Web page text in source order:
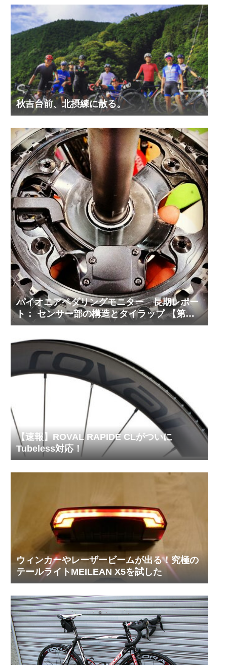
秋吉台前、北摂練に散る。
パイオニアペダリングモニター 長期レポー
ト： センサー部の構造とタイラップ 【第３
回】
【速報】ROVAL RAPIDE CLがついに
Tubeless対応！
ウィンカーやレーザービームが出る！究極の
テールライトMEILEAN X5を試した